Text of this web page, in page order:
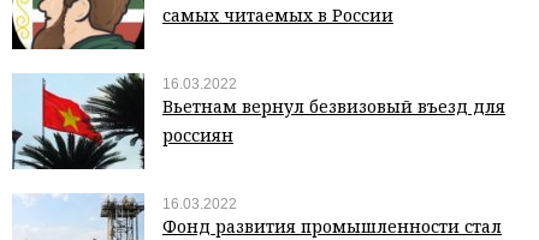
самых читаемых в России
16.03.2022
Вьетнам вернул безвизовый въезд для
россиян
16.03.2022
Фонд развития промышленности стал